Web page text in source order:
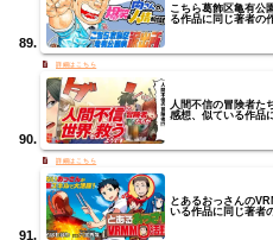
こちら葛飾区亀有公
る作品に同じ著者の
人間不信の冒険者た
感想、似ている作品
とあるおっさんの
いる作品に同じ著者